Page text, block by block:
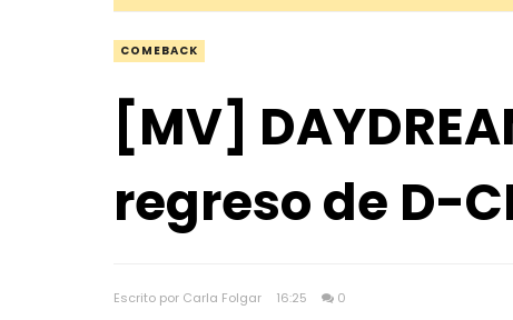
COMEBACK
[MV]
regreso de D-
Escrito por Carla Folgar 16:25 0